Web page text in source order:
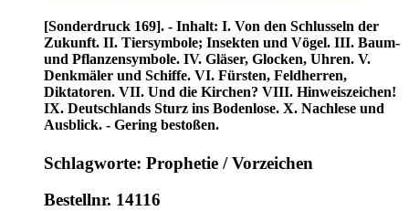
[Sonderdruck 169]. - Inhalt: I. Von den Schlusseln der
Zukunft. II. Tiersymbole; Insekten und Vögel. III. Baum-
und Pflanzensymbole. IV. Gläser, Glocken, Uhren. V.
Denkmäler und Schiffe. VI. Fürsten, Feldherren,
Diktatoren. VII. Und die Kirchen? VIII. Hinweiszeichen!
IX. Deutschlands Sturz ins Bodenlose. X. Nachlese und
Ausblick. - Gering bestoßen.
Schlagworte: Prophetie / Vorzeichen
Bestellnr. 14116